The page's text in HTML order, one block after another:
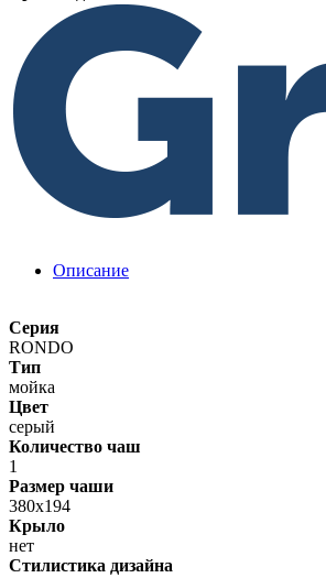
Описание
Серия
RONDO
Тип
мойка
Цвет
серый
Количество чаш
1
Размер чаши
380х194
Крыло
нет
Стилистика дизайна